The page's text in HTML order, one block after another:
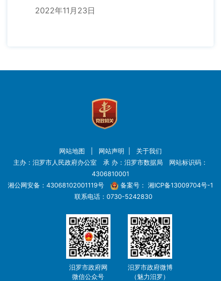
2022年11月23日
网站地图 网站声明
关于我们
主办：汨罗市人民政府办公室 承 办：汨罗市数据局 网站标识码：
4306810001
湘公网安备：43068102001119号
备案号： 湘ICP备13009704号-1
联系电话：0730-5242830
汨罗市政府网
微信公众号
汨罗市政府微博
（魅力汨罗）